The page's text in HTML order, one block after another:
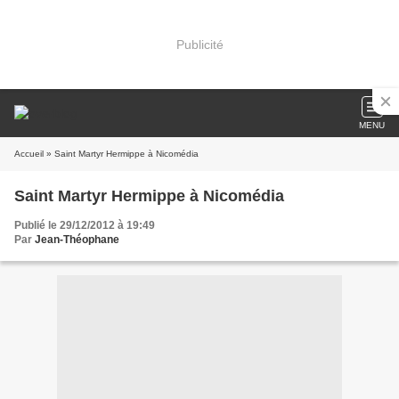
Publicité
MENU
Accueil » Saint Martyr Hermippe à Nicomédia
Saint Martyr Hermippe à Nicomédia
Publié le 29/12/2012 à 19:49
Par Jean-Théophane